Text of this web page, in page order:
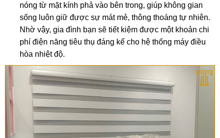
nóng từ mặt kính phả vào bên trong, giúp không gian
sống luôn giữ được sự mát mẻ, thông thoáng tự nhiên.
Nhờ vậy, gia đình bạn sẽ tiết kiệm được một khoản chi
phí điện năng tiêu thụ đáng kể cho hệ thống máy điều
hòa nhiệt độ.